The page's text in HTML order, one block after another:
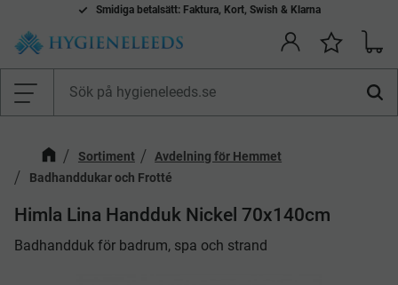
Meny
Smidiga betalsätt: Faktura, Kort, Swish & Klarna
Sortiment
Avdelning för Hemmet
Badhanddukar och Frotté
Himla Lina Handduk Nickel 70x140cm
Badhandduk för badrum, spa och strand